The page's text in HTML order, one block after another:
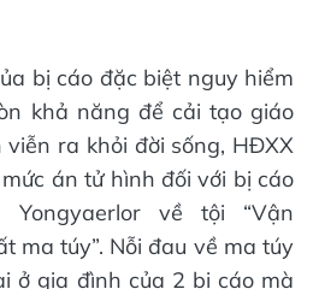
bị cáo đặc biệt nguy hiểm
khả năng để cải tạo giáo
ra khỏi đời sống, HĐXX
án tử hình đối với bị cáo
Yongyaerlor về tội “Vận
ma túy”. Nỗi đau về ma túy
ở gia đình của 2 bị cáo mà